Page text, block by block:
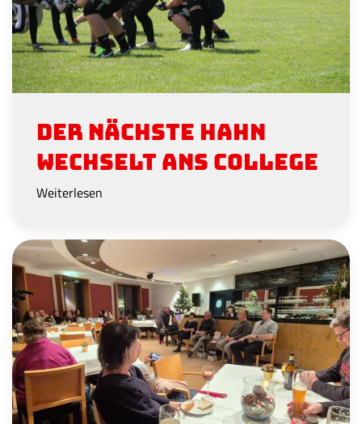
Der nächste Hahn
wechselt ans College
Weiterlesen